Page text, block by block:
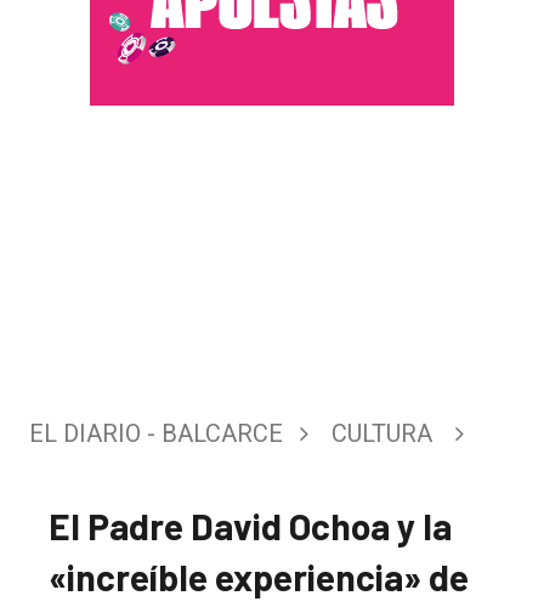
EL DIARIO - BALCARCE CULTURA
El Padre David Ochoa y la
«increíble experiencia» de